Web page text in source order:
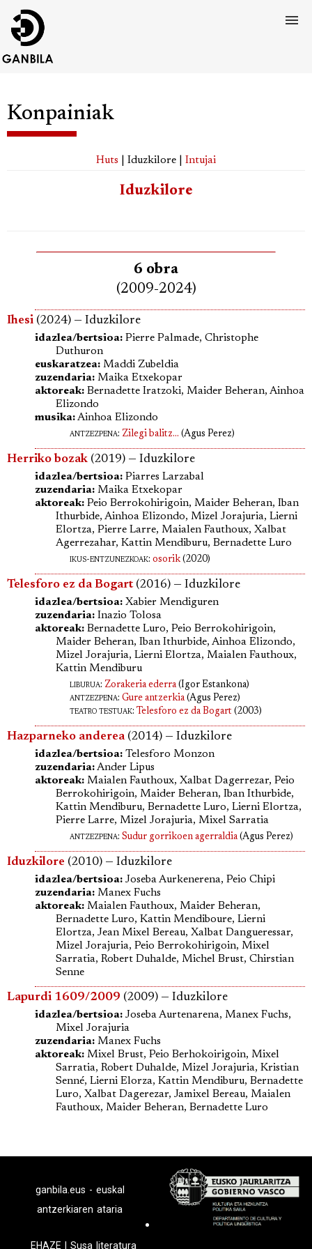
Konpainiak
Huts | Iduzkilore | Intujai
Iduzkilore
6 obra
(2009-2024)
Ihesi (2024) — Iduzkilore
idazlea/bertsioa: Pierre Palmade, Christophe
Duthuron
euskaratzea: Maddi Zubeldia
zuzendaria: Maika Etxekopar
aktoreak: Bernadette Iratzoki, Maider Beheran, Ainhoa
Elizondo
musika:Ainhoa Elizondo
antzezpena: Zilegi balitz... (Agus Perez)
Herriko bozak (2019) — Iduzkilore
idazlea/bertsioa: Piarres Larzabal
zuzendaria: Maika Etxekopar
aktoreak: Peio Berrokohirigoin, Maider Beheran, Iban
Ithurbide, Ainhoa Elizondo, Mizel Jorajuria, Lierni
Elortza, Pierre Larre, Maialen Fauthoux, Xalbat
Agerrezahar, Kattin Mendiburu, Bernadette Luro
ikus-entzunezkoak: osorik(2020)
Telesforo ez da Bogart(2016) — Iduzkilore
idazlea/bertsioa: Xabier Mendiguren
zuzendaria: Inazio Tolosa
aktoreak: Bernadette Luro, Peio Berrokohirigoin,
Maider Beheran, Iban Ithurbide, Ainhoa Elizondo,
Mizel Jorajuria, Lierni Elortza, Maialen Fauthoux,
Kattin Mendiburu
liburua: Zorakeria ederra(Igor Estankona)
antzezpena: Gure antzerkia(Agus Perez)
teatro testuak: Telesforo ez da Bogart (2003)
Hazparneko anderea(2014) — Iduzkilore
idazlea/bertsioa: Telesforo Monzon
zuzendaria:Ander Lipus
aktoreak: Maialen Fauthoux, Xalbat Dagerrezar, Peio
Berrokohirigoin, Maider Beheran, Iban Ithurbide,
Kattin Mendiburu, Bernadette Luro, Lierni Elortza,
Pierre Larre, Mizel Jorajuria, Mixel Sarratia
antzezpena: Sudur gorrikoen agerraldia(Agus Perez)
Iduzkilore (2010) — Iduzkilore
idazlea/bertsioa: Joseba Aurkenerena, Peio Chipi
zuzendaria: Manex Fuchs
aktoreak: Maialen Fauthoux, Maider Beheran,
Bernadette Luro, Kattin Mendiboure, Lierni
Elortza, Jean Mixel Bereau, Xalbat Dangueressar,
Mizel Jorajuria, Peio Berrokohirigoin, Mixel
Sarratia, Robert Duhalde, Michel Brust, Chirstian
Senne
Lapurdi 1609/2009 (2009) — Iduzkilore
idazlea/bertsioa: Joseba Aurtenarena, Manex Fuchs,
Mixel Jorajuria
zuzendaria: Manex Fuchs
aktoreak: Mixel Brust, Peio Berhokoirigoin, Mixel
Sarratia, Robert Duhalde, Mizel Jorajuria, Kristian
Senné, Lierni Elorza, Kattin Mendiburu, Bernadette
Luro, Xalbat Dagerezar, Jamixel Bereau, Maialen
Fauthoux, Maider Beheran, Bernadette Luro
ganbila.eus - euskal
antzerkiaren ataria
EHAZE Susa literatura